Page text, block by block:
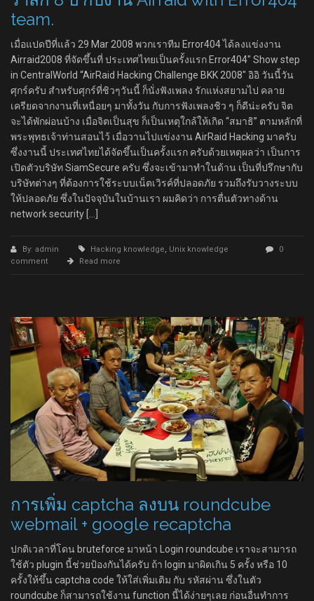
team.
เมื่อแปดปีที่แล้ว 29 Mar 2008 พวกเราทีม Error404 ได้ลงแข่งงาน
Airraid2008 ที่จัดขึ้นที่ ประเทศไทยเป็นครั้งแรก Error404″ Show step
in CentralWorld “AirRaid Hacking Challenge BKK 2008″ อิอิ วันนี้วัน
ศุกร์ครับ สำหรับศุกร์ที่ชิวๆวันนี้ ก็นั่งฟังเพลง รักแห่งสยามไป คลาย
เครียดจากงานที่เหนื่อยๆ มาทั้งวัน กับการฟังเพลงชิว ๆ ก็ดีน่ะครับ จิต
จะได้พักผ่อนบ้าง เมื่อจิตเป็นสุข ก็เป็นเหตุใกล้ให้เกิด “สมาธิ” ตามหลักที่
พระพุทธเจ้าท่านสอนไว้ เมื่อวานไปแข่งงาน AirRaid Hacking มาครับ
ซึ่งงานนี้ ประเทศไทยได้จัดขึ้นเป็นครั้งแรก ครับด้วยเหตุผลว่า เป็นการ
เปิดตัวบริษัท SiamSecure ครับ ซึ่งจะเข้ามาทำในด้าน เป็นที่ปรึกษากับ
บริษัทต่างๆ ที่ต้องการใช้ระบบเน็ตเวิรค์ที่ปลอดภัย รวมถึงรับวางระบบ
ให้ปลอดภัย ซึ่งในปัจจุบันในบ้านเรา ผมคิดว่า การตื่นตัวทางด้าน
network security […]
By: admin Hacking knowledge, Unix knowledge
0
comment
Read more
การเพิ่ม captcha ลงบน roundcube
webmail + google recaptcha
ปกติเวลาที่โดน bruteforce มาหน้า Login roundcube เราจะสามารถ
ใช้ตัว plugin นี้ช่วยป้องกันได้ครับ ถ้า login มาผิดเกิน 5 ครั้ง หรือ 10
ครั้งให้ขึ้น captcha code ให้ใส่เพิ่มเติม กับ รหัสผ่าน ซึ่งในตัว
roundcube ก็สามารถใช้งาน function นี้ได้ง่ายๆเลย ก่อนอื่นทำการ